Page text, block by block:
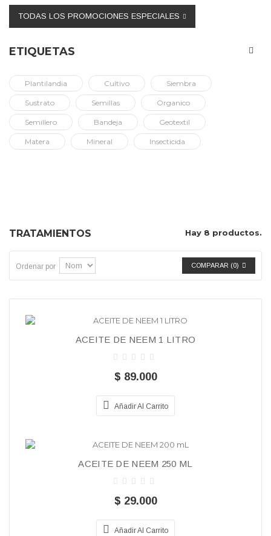
TODAS LOS PROMOCIONES ESPECIALES
ETIQUETAS
Plantilandia Cultivo Siembra
Sustrato Semillas Organico
Semillero Bandeja Geotextil
Matera Mineral Insecticida
TRATAMIENTOS Hay 8 productos.
COMPARAR (0)
Ordenar por
ACEITE DE NEEM 1 LITRO
$ 89.000
Añadir Al Carrito
ACEITE DE NEEM 250 ML
$ 29.000
Añadir Al Carrito